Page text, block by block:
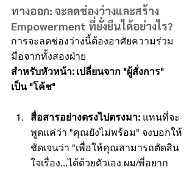
ทางออก: จะลดช่องว่างและสร้าง
Empowerment ที่ยั่งยืนได้อย่างไร?
การจะลดช่องว่างนี้ต้องอาศัยความร่วม
มือจากทั้งสองฝ่าย
สำหรับหัวหน้า: เปลี่ยนจาก "ผู้สั่งการ"
เป็น "โค้ช"
สื่อสารอย่างตรงไปตรงมา: แทนที่จะ
พูดแค่ว่า "คุณยังไม่พร้อม" จงบอกให้
ชัดเจนว่า "เพื่อให้คุณสามารถตัดสิน
ใจเรื่อง...ได้ด้วยตัวเอง ผม/พี่อยาก